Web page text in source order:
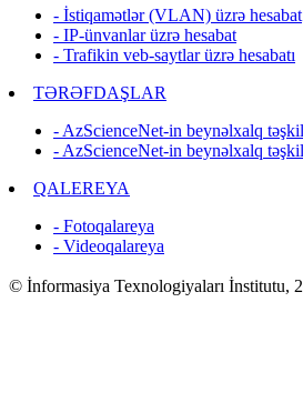
- İstiqamətlər (VLAN) üzrə hesabat
- IP-ünvanlar üzrə hesabat
- Trafikin veb-saytlar üzrə hesabatı
TƏRƏFDAŞLAR
- AzScienceNet-in beynəlxalq
- AzScienceNet-in beynəlxalq
QALEREYA
- Fotoqalareya
- Videoqalareya
© İnformasiya Texnologiyaları İnstitutu,